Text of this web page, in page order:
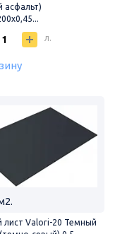
асфальт)
л.
лист Valori-20 Темный